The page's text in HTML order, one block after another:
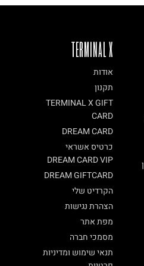
TERMINAL X
אודות
תקנון
TERMINAL X GIFT
CARD
DREAM CARD
כרטיס אשראי
DREAM CARD VIP
DREAM GIFTCARD
הקרדיט שלי
הצהרת נגישות
מפת אתר
מסמכי חברה
תנאי שימוש ומדיניות